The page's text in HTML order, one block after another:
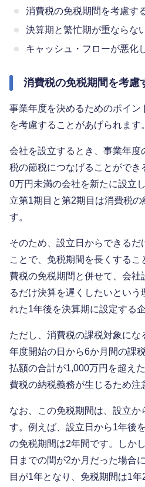
消費税の免税期間を考慮す
決算期と繁忙期が重ならな
キャッシュ・フローが悪化
消費税の免税期間を考慮
事業年度を決めるためのポイン
を考慮することがあげられます。
会社を設立するとき、事業年
税の節税につなげることがで
0万円未満の会社を新たに設立
立第1期目と第2期目は消費税の
す。
そのため、設立日からできるだ
ことで、免税期間を長くする
費税の免税期間と併せて、会社
るだけ決算を遅くしたいとい
れた1年後を決算期に設定する
ただし、消費税の課税対象にな
年度開始の日から6か月間の課
払額の合計が1,000万円を超え
費税の納税義務が生じるため注
なお、この免税期間は、設立
す。例えば、設立日から1年後
の免税期間は2年間です。しか
日までの間が2か月だった場合
目が1年となり、免税期間は1